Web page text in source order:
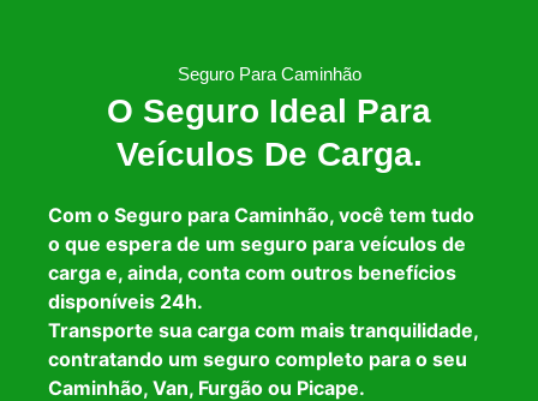
Seguro Para Caminhão
O Seguro Ideal Para
Veículos De Carga.
Com o Seguro para Caminhão, você tem tudo
o que espera de um seguro para veículos de
carga e, ainda, conta com outros benefícios
disponíveis 24h.
Transporte sua carga com mais tranquilidade,
contratando um seguro completo para o seu
Caminhão, Van, Furgão ou Picape.